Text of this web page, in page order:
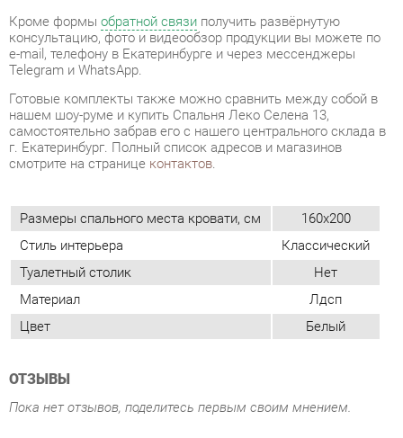
Готовые комплекты также можно сравнить между собой в
нашем шоу-руме и купить Спальня Леко Селена 13,
самостоятельно забрав его с нашего центрального склада в
г. Екатеринбург. Полный список адресов и магазинов
смотрите на странице
Размеры спального места кровати, см
160x200
Стиль интерьера
Классический
Материал
Лдсп
Цвет Белый
ОТЗЫВЫ
Пока нет отзывов, поделитесь первым своим мнением.